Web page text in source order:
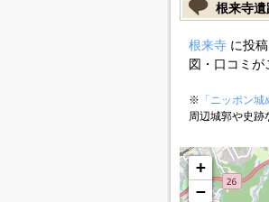
根来寺
根来寺に投稿
図・口コミが
※ 「ニッポン
周辺城郭や史跡
+
−